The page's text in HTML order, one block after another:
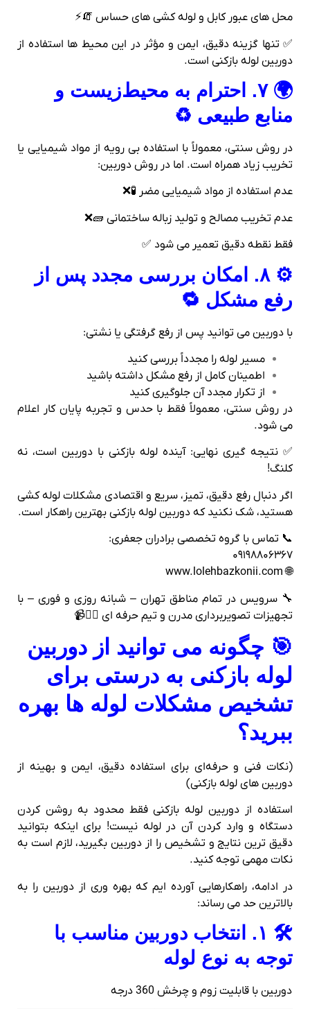
محل‌ های عبور کابل و لوله‌ کشی‌ های حساس 🧯⚡
✅ تنها گزینه دقیق، ایمن و مؤثر در این محیط‌ ها استفاده از
دوربین لوله‌ بازکنی است.
🌍 ۷. احترام به محیط‌زیست و
منابع طبیعی ♻️
در روش سنتی، معمولاً با استفاده بی‌ رویه از مواد شیمیایی یا
تخریب زیاد همراه است. اما در روش دوربین:
عدم استفاده از مواد شیمیایی مضر 🧪❌
عدم تخریب مصالح و تولید زباله ساختمانی 🧱❌
فقط نقطه دقیق تعمیر می‌ شود ✅
⚙️ ۸. امکان بررسی مجدد پس از
رفع مشکل 🔁
با دوربین می‌ توانید پس از رفع گرفتگی یا نشتی:
مسیر لوله را مجدداً بررسی کنید
اطمینان کامل از رفع مشکل داشته باشید
از تکرار مجدد آن جلوگیری کنید
در روش سنتی، معمولاً فقط با حدس و تجربه پایان کار اعلام
می‌ شود.
✅ نتیجه‌ گیری نهایی: آینده لوله‌ بازکنی با دوربین است، نه
کلنگ!
اگر دنبال رفع دقیق، تمیز، سریع و اقتصادی مشکلات لوله‌ کشی
هستید، شک نکنید که دوربین لوله‌ بازکنی بهترین راهکار است.
📞 تماس با گروه تخصصی برادران جعفری:
۰۹۱۹۸۸۰۶۳۶۷
🌐 www.lolehbazkonii.com
🔧 سرویس در تمام مناطق تهران – شبانه‌ روزی و فوری – با
تجهیزات تصویربرداری مدرن و تیم حرفه‌ ای 👷‍♂️📹
🎯 چگونه می‌ توانید از دوربین
لوله‌ بازکنی به درستی برای
تشخیص مشکلات لوله‌ ها بهره
ببرید؟
(نکات فنی و حرفه‌ای برای استفاده دقیق، ایمن و بهینه از
دوربین‌ های لوله‌ بازکنی)
استفاده از دوربین لوله‌ بازکنی فقط محدود به روشن‌ کردن
دستگاه و وارد کردن آن در لوله نیست! برای اینکه بتوانید
دقیق‌ ترین نتایج و تشخیص را از دوربین بگیرید، لازم است به
نکات مهمی توجه کنید.
در ادامه، راهکارهایی آورده‌ ایم که بهره‌ وری از دوربین را به
بالاترین حد می‌ رساند:
🛠 ۱. انتخاب دوربین مناسب با
توجه به نوع لوله
دوربین با قابلیت زوم و چرخش 360 درجه